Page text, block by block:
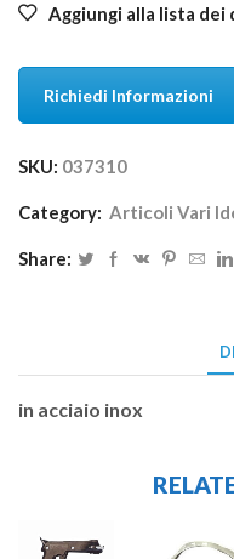
Aggiungi alla lista dei
Richiedi Informazioni
SKU: 037310
Category: Articoli Vari
Share:
in acciaio inox